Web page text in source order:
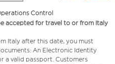
Control
accepted for travel to or from Italy
Italy after this date, you must
An Electronic Identity
a valid passport. Customers